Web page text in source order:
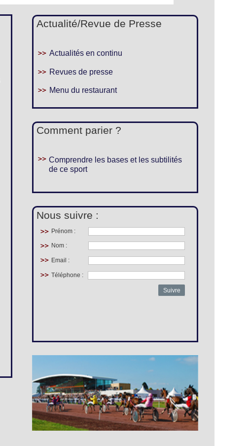
Actualité/Revue de Presse
Actualités en continu
Revues de presse
Menu du restaurant
Comment parier ?
Comprendre les bases et les subtilités
de ce sport
Nous suivre :
Prénom :
Nom :
Email :
Téléphone :
Suivre